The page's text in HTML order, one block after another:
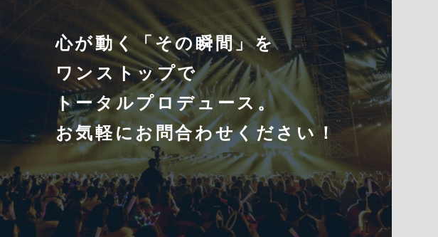
心が動く「その瞬間」を
ワンストップで
トータルプロデュース。
お気軽にお問合わせください！